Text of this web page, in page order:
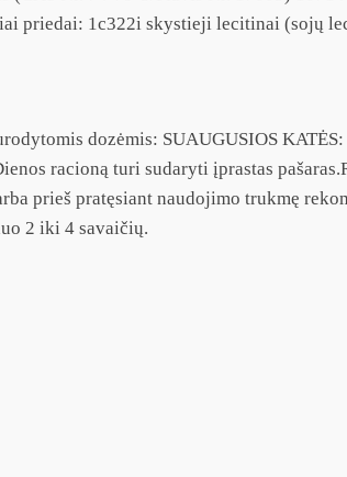
priedai: 1c322i skystieji lecitinai (sojų
dozėmis: SUAUGUSIOS
racioną turi sudaryti įprastas
prieš pratęsiant naudojimo trukmę
2 iki 4 savaičių.